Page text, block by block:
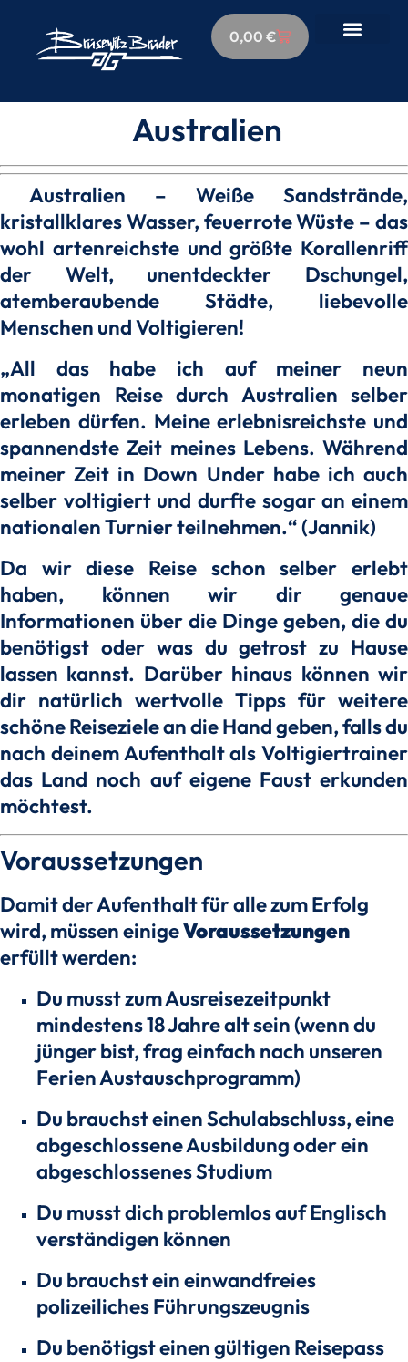
0,00 €
Australien
Australien – Weiße Sandstrände,
kristallklares Wasser, feuerrote Wüste – das
wohl artenreichste und größte Korallenriff
der Welt, unentdeckter Dschungel,
atemberaubende Städte, liebevolle
Menschen und Voltigieren!
„All das habe ich auf meiner neun
monatigen Reise durch Australien selber
erleben dürfen. Meine erlebnisreichste und
spannendste Zeit meines Lebens. Während
meiner Zeit in Down Under habe ich auch
selber voltigiert und durfte sogar an einem
nationalen Turnier teilnehmen.“ (Jannik)
Da wir diese Reise schon selber erlebt
haben, können wir dir genaue
Informationen über die Dinge geben, die du
benötigst oder was du getrost zu Hause
lassen kannst. Darüber hinaus können wir
dir natürlich wertvolle Tipps für weitere
schöne Reiseziele an die Hand geben, falls du
nach deinem Aufenthalt als Voltigiertrainer
das Land noch auf eigene Faust erkunden
möchtest.
Voraussetzungen
Damit der Aufenthalt für alle zum Erfolg
wird, müssen einigeVoraussetzungen
erfüllt werden:
Du musst zum Ausreisezeitpunkt
mindestens 18 Jahre alt sein (wenn du
jünger bist, frag einfach nach unseren
Ferien Austauschprogramm)
Du brauchst einen Schulabschluss, eine
abgeschlossene Ausbildung oder ein
abgeschlossenes Studium
Du musst dich problemlos auf Englisch
verständigen können
Du brauchst ein einwandfreies
polizeiliches Führungszeugnis
Du benötigst einen gültigen Reisepass